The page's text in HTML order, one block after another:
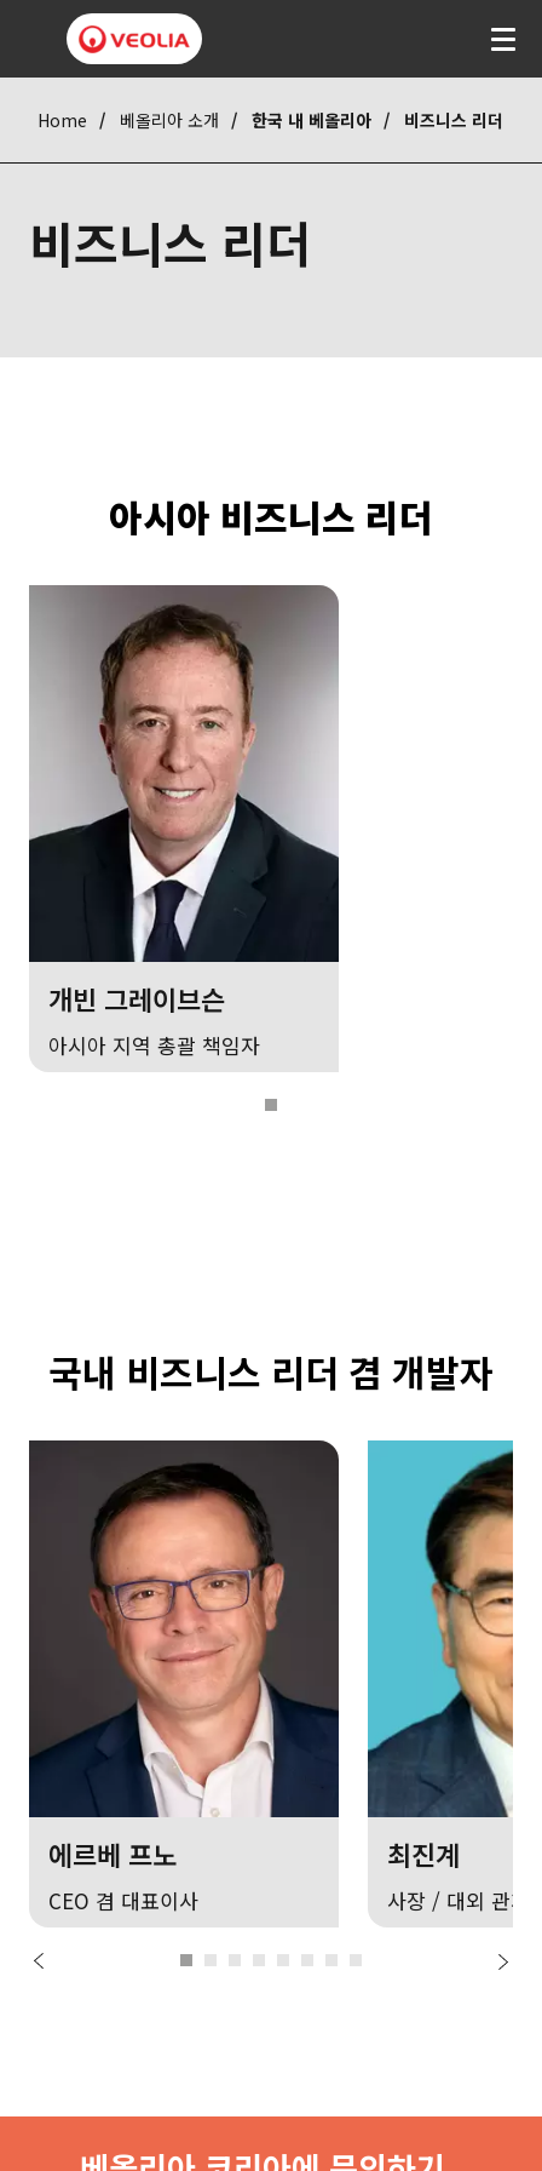
Home 베올리아 소개 한국 내 베올리아 비즈니스 리더
비즈니스 리더
아시아 비즈니스 리더
개빈 그레이브슨
아시아 지역 총괄 책임자
국내 비즈니스 리더 겸 개발자
에르베 프노
CEO 겸 대표이사
최진계
사장 / 대외 관계